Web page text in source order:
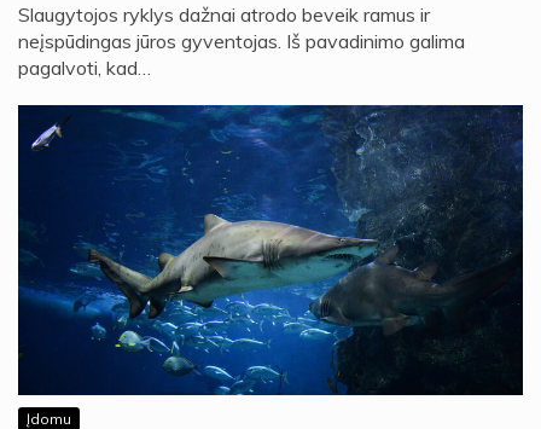
Slaugytojos ryklys dažnai atrodo beveik ramus ir
neįspūdingas jūros gyventojas. Iš pavadinimo galima
pagalvoti, kad…
Įdomu